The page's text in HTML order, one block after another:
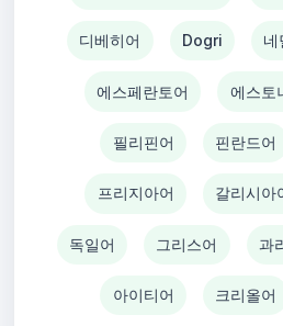
디베히어 Dogri 네
에스페란토어 에스토
필리핀어 핀란드어
프리지아어 갈리시아
독일어 그리스어 과
아이티어 크리올어